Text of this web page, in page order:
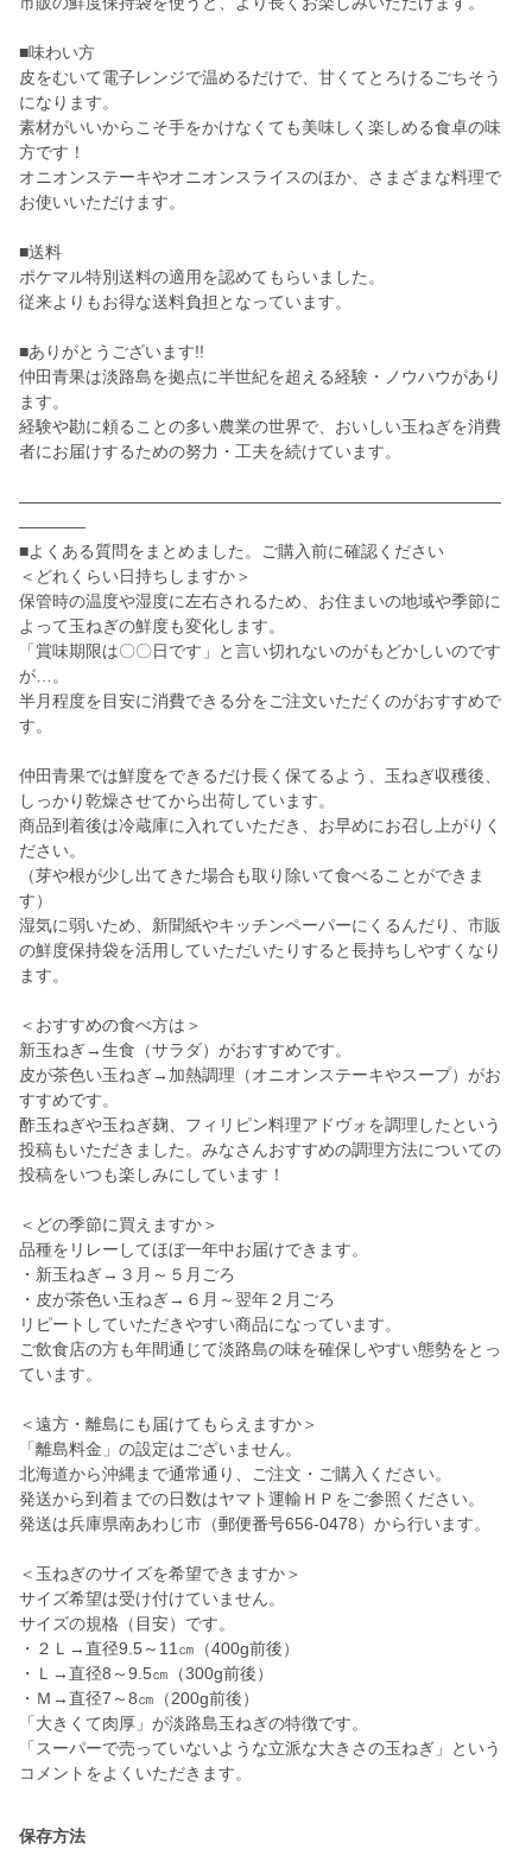
■味わい方
皮をむいて電子レンジで温めるだけで、甘くてとろけるごちそう
になります。
素材がいいからこそ手をかけなくても美味しく楽しめる食卓の味
方です！
オニオンステーキやオニオンスライスのほか、さまざまな料理で
お使いいただけます。
■送料
ポケマル特別送料の適用を認めてもらいました。
従来よりもお得な送料負担となっています。
■ありがとうございます!!
仲田青果は淡路島を拠点に半世紀を超える経験・ノウハウがあり
ます。
経験や勘に頼ることの多い農業の世界で、おいしい玉ねぎを消費
者にお届けするための努力・工夫を続けています。
―――――――――――――――――――――――――――――
――――
■よくある質問をまとめました。ご購入前に確認ください
＜どれくらい日持ちしますか＞
保管時の温度や湿度に左右されるため、お住まいの地域や季節に
よって玉ねぎの鮮度も変化します。
「賞味期限は〇〇日です」と言い切れないのがもどかしいのです
が…。
半月程度を目安に消費できる分をご注文いただくのがおすすめで
す。
仲田青果では鮮度をできるだけ長く保てるよう、玉ねぎ収穫後、
しっかり乾燥させてから出荷しています。
商品到着後は冷蔵庫に入れていただき、お早めにお召し上がりく
ださい。
（芽や根が少し出てきた場合も取り除いて食べることができま
す）
湿気に弱いため、新聞紙やキッチンペーパーにくるんだり、市販
の鮮度保持袋を活用していただいたりすると長持ちしやすくなり
ます。
＜おすすめの食べ方は＞
新玉ねぎ→生食（サラダ）がおすすめです。
皮が茶色い玉ねぎ→加熱調理（オニオンステーキやスープ）がお
すすめです。
酢玉ねぎや玉ねぎ麹、フィリピン料理アドヴォを調理したという
投稿もいただきました。みなさんおすすめの調理方法についての
投稿をいつも楽しみにしています！
＜どの季節に買えますか＞
品種をリレーしてほぼ一年中お届けできます。
・新玉ねぎ→３月～５月ごろ
・皮が茶色い玉ねぎ→６月～翌年２月ごろ
リピートしていただきやすい商品になっています。
ご飲食店の方も年間通じて淡路島の味を確保しやすい態勢をとっ
ています。
＜遠方・離島にも届けてもらえますか＞
「離島料金」の設定はございません。
北海道から沖縄まで通常通り、ご注文・ご購入ください。
発送から到着までの日数はヤマト運輸ＨＰをご参照ください。
発送は兵庫県南あわじ市（郵便番号656-0478）から行います。
＜玉ねぎのサイズを希望できますか＞
サイズ希望は受け付けていません。
サイズの規格（目安）です。
・２Ｌ→直径9.5～11㎝（400g前後）
・Ｌ→直径8～9.5㎝（300g前後）
・Ｍ→直径7～8㎝（200g前後）
「大きくて肉厚」が淡路島玉ねぎの特徴です。
「スーパーで売っていないような立派な大きさの玉ねぎ」という
コメントをよくいただきます。
保存方法